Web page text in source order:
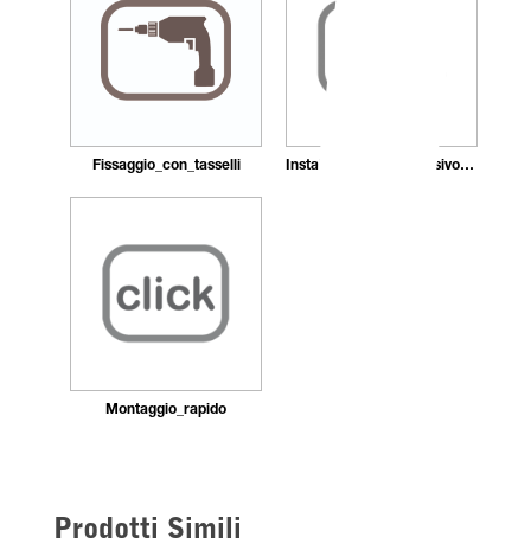
Fissaggio_con_tasselli Installazione_con_adesivo_in_pasta
Montaggio_rapido
Prodotti Simili